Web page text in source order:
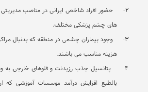
2-
حضور افراد شاخص ایرانی در مناصب
های چشم پزشکی مختلف.
3-
وجود بیماران چشمی در منطقه که بدنبال مراکز
هزینه مناسب می باشند.
4-
پتانسیل جذب رزیدنت و فلوهای خارجی به
بالطبع افزایش درآمد موسسات آموزشی که